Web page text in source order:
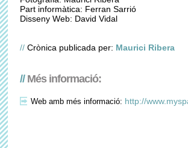
Part informàtica: Ferran Sarrió
Disseny Web: David Vidal
//Crònica publicada per: Maurici Ribera
//Més informació:
Web amb més informació: http://